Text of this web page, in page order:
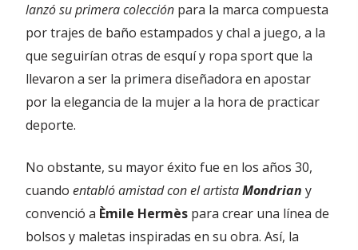
lanzó su primera colección para la marca compuesta
por trajes de baño estampados y chal a juego, a la
que seguirían otras de esquí y ropa sport que la
llevaron a ser la primera diseñadora en apostar
por la elegancia de la mujer a la hora de practicar
deporte.
No obstante, su mayor éxito fue en los años 30,
cuando entabló amistad con el artistaMondrian y
convenció a Èmile Hermès para crear una línea de
bolsos y maletas inspiradas en su obra. Así, la